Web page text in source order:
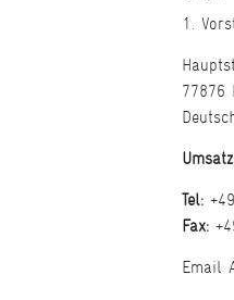
1.
77876
Tel:
Fax:
Email